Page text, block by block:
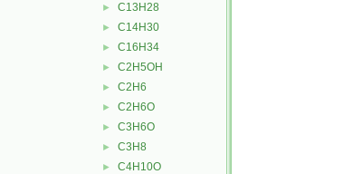
► C13H28
► C14H30
► C16H34
► C2H5OH
► C2H6
► C2H6O
► C3H6O
► C3H8
► C4H10O